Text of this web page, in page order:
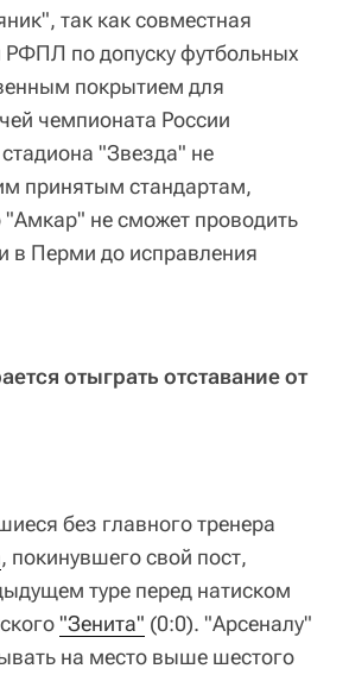
так как совместная
по допуску футбольных
покрытием для
чемпионата России
"Звезда" не
принятым стандартам,
"Амкар" не сможет проводить
в Перми до исправления
отыграть отставание от
без главного тренера
, покинувшего свой пост,
туре перед натиском
"Зенита" (0:0). "Арсеналу"
на место выше шестого